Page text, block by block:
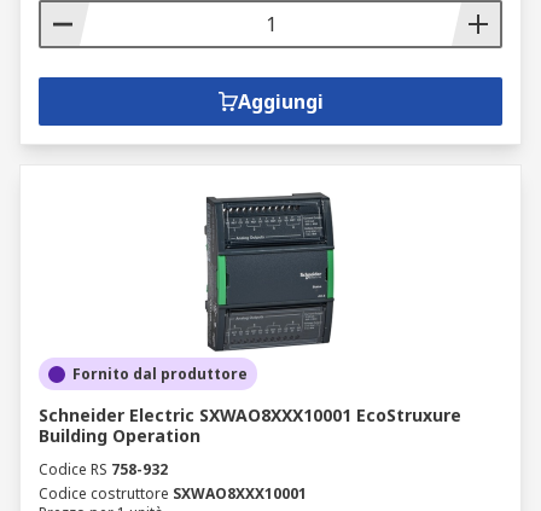
Aggiungi
Fornito dal produttore
Schneider Electric SXWAO8XXX10001 EcoStruxure
Building Operation
Codice RS 758-932
Codice costruttore SXWAO8XXX10001